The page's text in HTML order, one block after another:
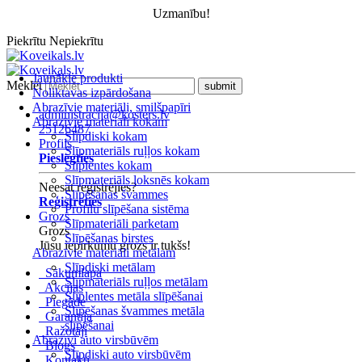
Uzmanību!
Piekrītu Nepiekrītu
Jaunākie produkti
Noliktavas izpārdošana
Abrazīvie materiāli, smilšpapīri
Abrazīvie materiāli kokam
Slīpdiski kokam
Slīpmateriāls ruļļos kokam
Slīplentes kokam
Slīpmateriāls loksnēs kokam
Slīpēšanas švammes
Profilu slīpēšana sistēma
Slīpmateriāli parketam
Slīpēšanas birstes
Abrazīvie materiāli metālam
Slīpdiski metālam
Slīpmateriāls ruļļos metālam
Slīplentes metāla slīpēšanai
Slīpēšanas švammes metāla
slīpēšanai
Abrazīvi auto virsbūvēm
Slīpdiski auto virsbūvēm
Meklēt
administracija@kosters.lv
25126487
Profils
Pieslēgties
Neesat reģistrējies?
Reģistrēties
Grozs
Grozs
Jūsu iepirkumu grozs ir tukšs!
Sākumlapa
Akcijas
Piegāde
Garantija
Ražotāji
Blogs